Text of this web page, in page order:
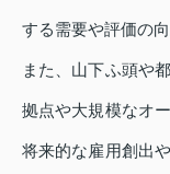
する需要や評価の
また、山下ふ頭や
拠点や大規模なオ
将来的な雇用創出